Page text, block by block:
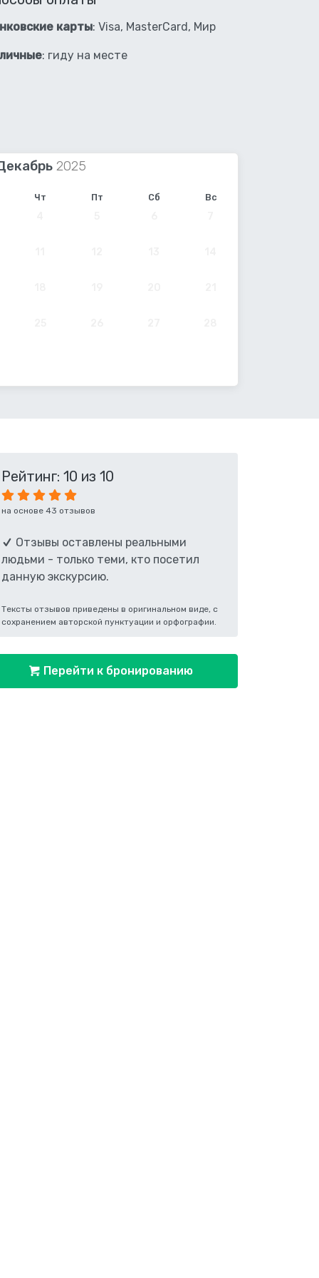
карты: Visa, MasterCard, Мир
: гиду на месте
Чт Пт Сб Вс
Рейтинг: 10 из 10
на основе 43 отзывов
Отзывы оставлены реальными
людьми - только теми, кто посетил
данную экскурсию.
Тексты отзывов приведены в оригинальном виде, с
сохранением авторской пунктуации и орфографии.
Перейти к бронированию